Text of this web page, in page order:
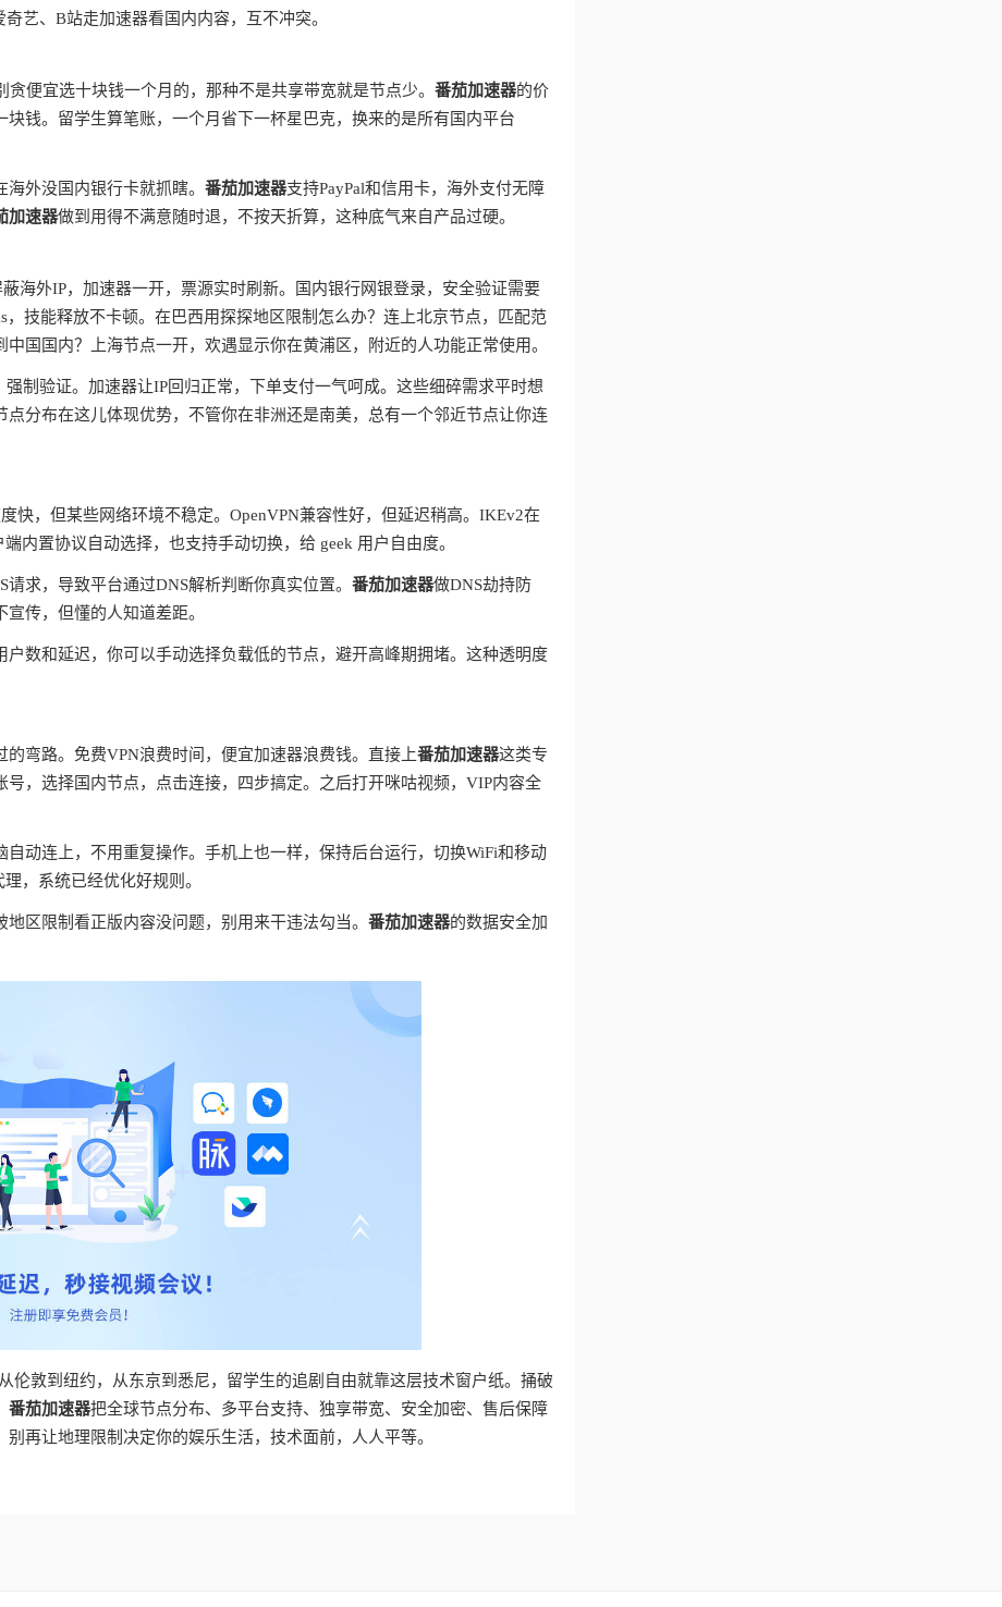
艺、B站走加速器看国内内容，互不冲突。
便宜选十块钱一个月的，那种不是共享带宽就是节点少。 番茄加速器的价
钱。留学生算笔账，一个月省下一杯星巴克，换来的是所有国内平台
外没国内银行卡就抓瞎。 番茄加速器支持PayPal和信用卡，海外支付无障
加速器做到用得不满意随时退，不按天折算，这种底气来自产品过硬。
海外IP，加速器一开，票源实时刷新。国内银行网银登录，安全验证需要
，技能释放不卡顿。在巴西用探探地区限制怎么办？连上北京节点，匹配范
国国内？上海节点一开，欢遇显示你在黄浦区，附近的人功能正常使用。
制验证。加速器让IP回归正常，下单支付一气呵成。这些细碎需求平时想
点分布在这儿体现优势，不管你在非洲还是南美，总有一个邻近节点让你连
快，但某些网络环境不稳定。OpenVPN兼容性好，但延迟稍高。IKEv2在
端内置协议自动选择，也支持手动切换，给 geek 用户自由度。
求，导致平台通过DNS解析判断你真实位置。 番茄加速器做DNS劫持防
传，但懂的人知道差距。
数和延迟，你可以手动选择负载低的节点，避开高峰期拥堵。这种透明度
弯路。免费VPN浪费时间，便宜加速器浪费钱。直接上番茄加速器这类专
，选择国内节点，点击连接，四步搞定。之后打开咪咕视频，VIP内容全
动连上，不用重复操作。手机上也一样，保持后台运行，切换WiFi和移动
，系统已经优化好规则。
区限制看正版内容没问题，别用来干违法勾当。 番茄加速器的数据安全加
伦敦到纽约，从东京到悉尼，留学生的追剧自由就靠这层技术窗户纸。捅破
番茄加速器把全球节点分布、多平台支持、独享带宽、安全加密、售后保障
再让地理限制决定你的娱乐生活，技术面前，人人平等。